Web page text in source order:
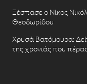
Ξέσπασε ο Νίκος
Θεοδωρίδου
Χρυσά Βατόμουρα:
της χρονιάς που